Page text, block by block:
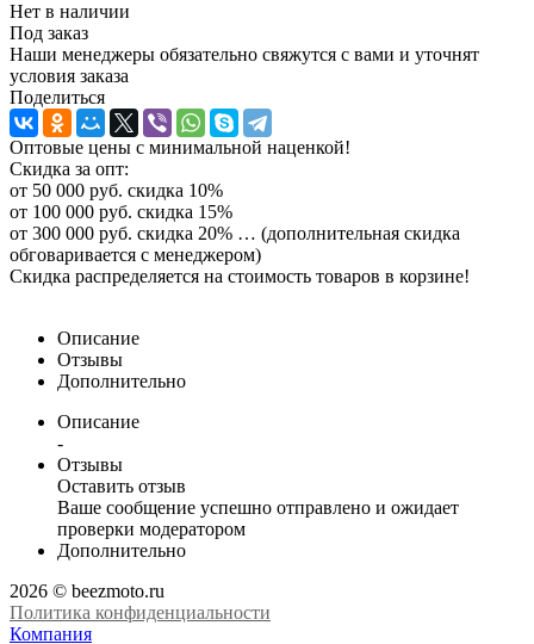
Нет в наличии
Под заказ
Наши менеджеры обязательно свяжутся с вами и уточнят
условия заказа
Поделиться
Оптовые цены с минимальной наценкой!
Скидка за опт:
от 50 000 руб. скидка 10%
от 100 000 руб. скидка 15%
от 300 000 руб. скидка 20% … (дополнительная скидка
обговаривается с менеджером)
Скидка распределяется на стоимость товаров в корзине!
Описание
Отзывы
Дополнительно
Описание
-
Отзывы
Оставить отзыв
Ваше сообщение успешно отправлено и ожидает
проверки модератором
Дополнительно
2026 © beezmoto.ru
Политика конфиденциальности
Компания